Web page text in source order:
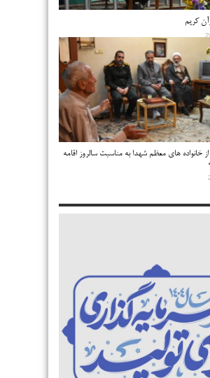
کریم
از خانواده های معظم شهدا به مناسبت سالروز اقامه